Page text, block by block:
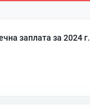
заплата за 2024 г.